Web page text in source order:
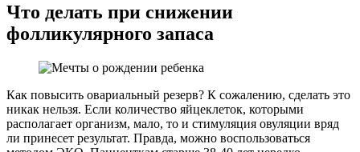
Что делать при снижении
фолликулярного запаса
Как повысить овариальный резерв? К сожалению, сделать это
никак нельзя. Если количество яйцеклеток, которыми
располагает организм, мало, то и стимуляция овуляции вряд
ли принесет результат. Правда, можно воспользоваться